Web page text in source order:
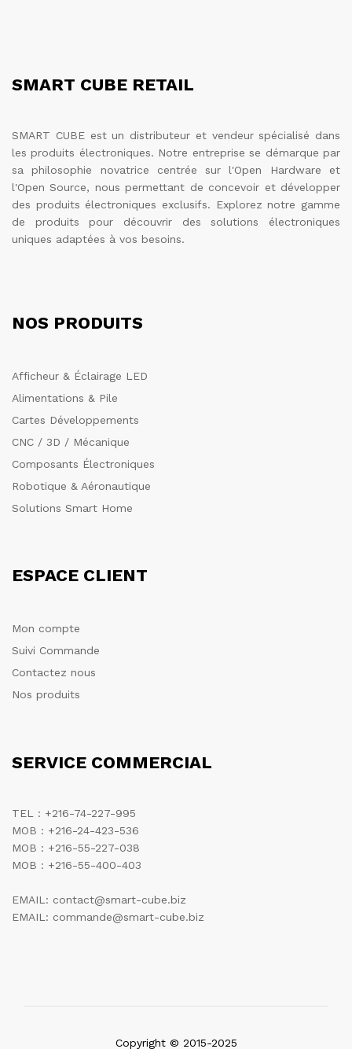
SMART CUBE RETAIL
SMART CUBE est un distributeur et vendeur spécialisé dans
les produits électroniques. Notre entreprise se démarque par
sa philosophie novatrice centrée sur l'Open Hardware et
l'Open Source, nous permettant de concevoir et développer
des produits électroniques exclusifs. Explorez notre gamme
de produits pour découvrir des solutions électroniques
uniques adaptées à vos besoins.
NOS PRODUITS
Afficheur & Éclairage LED
Alimentations & Pile
Cartes Développements
CNC / 3D / Mécanique
Composants Électroniques
Robotique & Aéronautique
Solutions Smart Home
ESPACE CLIENT
Mon compte
Suivi Commande
Contactez nous
Nos produits
SERVICE COMMERCIAL
TEL : +216-74-227-995
MOB : +216-24-423-536
MOB : +216-55-227-038
MOB : +216-55-400-403
EMAIL: contact@smart-cube.biz
EMAIL: commande@smart-cube.biz
Copyright © 2015-2025